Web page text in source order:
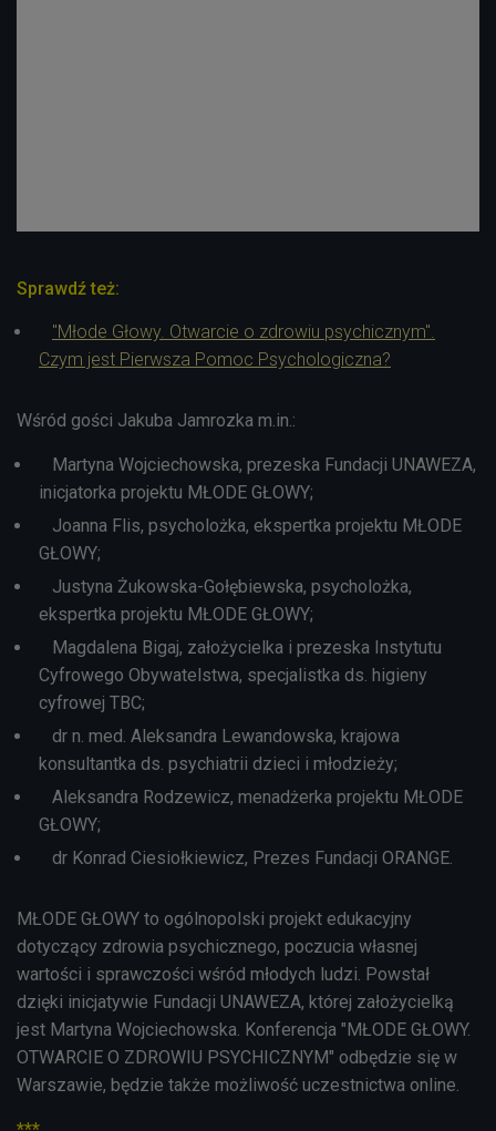
Sprawdź też:
"Młode Głowy. Otwarcie o zdrowiu psychicznym".
Czym jest Pierwsza Pomoc Psychologiczna?
Wśród gości Jakuba Jamrozka m.in.:
Martyna Wojciechowska, prezeska Fundacji UNAWEZA,
inicjatorka projektu MŁODE GŁOWY;
Joanna Flis, psycholożka, ekspertka projektu MŁODE
GŁOWY;
Justyna Żukowska-Gołębiewska, psycholożka,
ekspertka projektu MŁODE GŁOWY;
Magdalena Bigaj, założycielka i prezeska Instytutu
Cyfrowego Obywatelstwa, specjalistka ds. higieny
cyfrowej TBC;
dr n. med. Aleksandra Lewandowska, krajowa
konsultantka ds. psychiatrii dzieci i młodzieży;
Aleksandra Rodzewicz, menadżerka projektu MŁODE
GŁOWY;
dr Konrad Ciesiołkiewicz, Prezes Fundacji ORANGE.
MŁODE GŁOWY to ogólnopolski projekt edukacyjny
dotyczący zdrowia psychicznego, poczucia własnej
wartości i sprawczości wśród młodych ludzi. Powstał
dzięki inicjatywie Fundacji UNAWEZA, której założycielką
jest Martyna Wojciechowska. Konferencja "MŁODE GŁOWY.
OTWARCIE O ZDROWIU PSYCHICZNYM" odbędzie się w
Warszawie, będzie także możliwość uczestnictwa online.